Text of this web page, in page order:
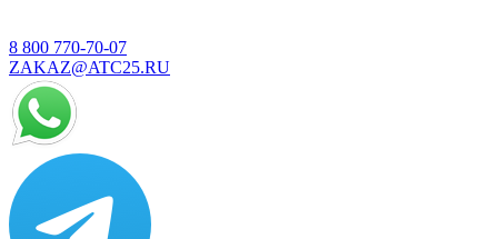
8 800 770-70-07
ZAKAZ@ATC25.RU